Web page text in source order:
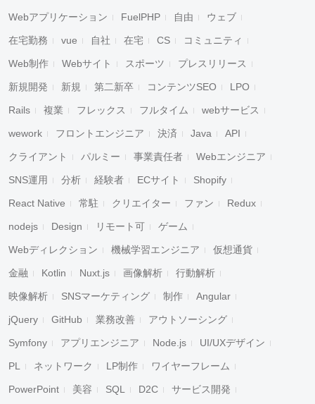
Webアプリケーション FuelPHP 自由 ウェブ
在宅勤務 vue 自社 在宅 CS コミュニティ
Web制作 Webサイト スポーツ プレスリリース
新規開発 新規 第二新卒 コンテンツSEO LPO
Rails 複業 フレックス フルタイム webサービス
wework フロントエンジニア 決済 Java API
クライアント パルミー 事業責任者 Webエンジニア
SNS運用 分析 経験者 ECサイト Shopify
React Native 常駐 クリエイター ファン Redux
nodejs Design リモート可 ゲーム
Webディレクション 機械学習エンジニア 仮想通貨
金融 Kotlin Nuxt.js 画像解析 行動解析
映像解析 SNSマーケティング 制作 Angular
jQuery GitHub 業務改善 アウトソーシング
Symfony アプリエンジニア Node.js UI/UXデザイン
PL ネットワーク LP制作 ワイヤーフレーム
PowerPoint 美容 SQL D2C サービス開発